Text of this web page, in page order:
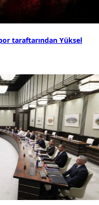
taraftarından Yüksel